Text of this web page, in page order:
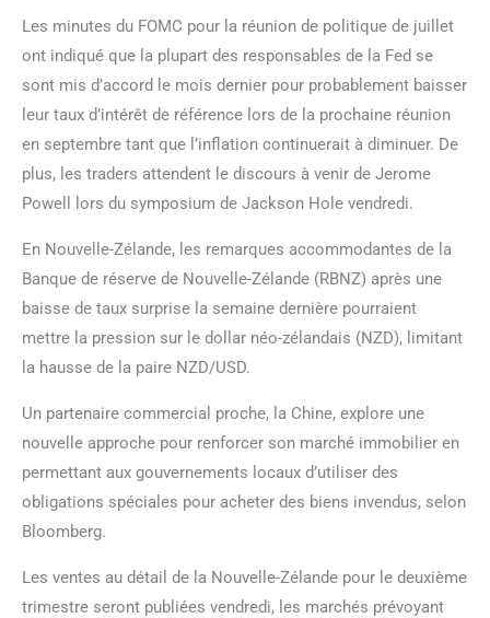
Les minutes du FOMC pour la réunion de politique de juillet
ont indiqué que la plupart des responsables de la Fed se
sont mis d’accord le mois dernier pour probablement baisser
leur taux d’intérêt de référence lors de la prochaine réunion
en septembre tant que l’inflation continuerait à diminuer. De
plus, les traders attendent le discours à venir de Jerome
Powell lors du symposium de Jackson Hole vendredi.
En Nouvelle-Zélande, les remarques accommodantes de la
Banque de réserve de Nouvelle-Zélande (RBNZ) après une
baisse de taux surprise la semaine dernière pourraient
mettre la pression sur le dollar néo-zélandais (NZD), limitant
la hausse de la paire NZD/USD.
Un partenaire commercial proche, la Chine, explore une
nouvelle approche pour renforcer son marché immobilier en
permettant aux gouvernements locaux d’utiliser des
obligations spéciales pour acheter des biens invendus, selon
Bloomberg.
Les ventes au détail de la Nouvelle-Zélande pour le deuxième
trimestre seront publiées vendredi, les marchés prévoyant